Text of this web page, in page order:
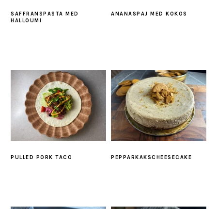
SAFFRANSPASTA MED
HALLOUMI
ANANASPAJ MED KOKOS
PULLED PORK TACO PEPPARKAKSCHEESECAKE